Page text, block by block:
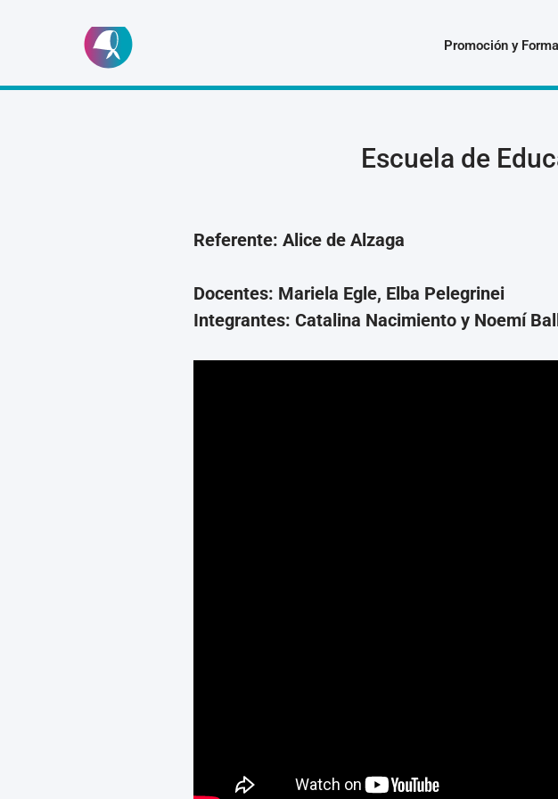
Promoción y
Escuela de
Referente: Alice de Alzaga
Docentes: Mariela Egle, Elba Pelegrinei
Integrantes: Catalina Nacimiento y Noemí